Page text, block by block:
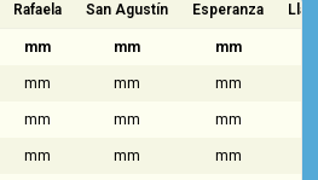
Rafaela San Agustín Esperanza
mm mm mm
mm mm mm
mm mm mm
mm mm mm